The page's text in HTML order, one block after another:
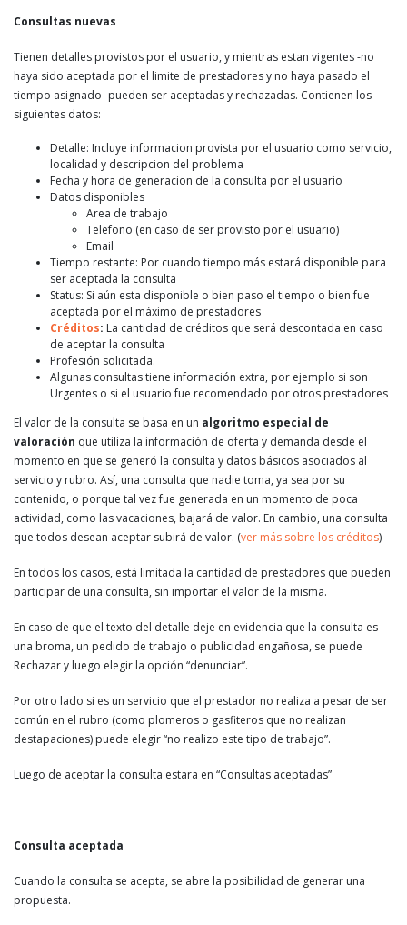
Consultas nuevas
Tienen detalles provistos por el usuario, y mientras estan vigentes -no
haya sido aceptada por el limite de prestadores y no haya pasado el
tiempo asignado- pueden ser aceptadas y rechazadas. Contienen los
siguientes datos:
Detalle: Incluye informacion provista por el usuario como servicio,
localidad y descripcion del problema
Fecha y hora de generacion de la consulta por el usuario
Datos disponibles
Area de trabajo
Telefono (en caso de ser provisto por el usuario)
Email
Tiempo restante: Por cuando tiempo más estará disponible para
ser aceptada la consulta
Status: Si aún esta disponible o bien paso el tiempo o bien fue
aceptada por el máximo de prestadores
Créditos: La cantidad de créditos que será descontada en caso
de aceptar la consulta
Profesión solicitada.
Algunas consultas tiene información extra, por ejemplo si son
Urgentes o si el usuario fue recomendado por otros prestadores
El valor de la consulta se basa en un algoritmo especial de
valoración que utiliza la información de oferta y demanda desde el
momento en que se generó la consulta y datos básicos asociados al
servicio y rubro. Así, una consulta que nadie toma, ya sea por su
contenido, o porque tal vez fue generada en un momento de poca
actividad, como las vacaciones, bajará de valor. En cambio, una consulta
que todos desean aceptar subirá de valor. (ver más sobre los créditos)
En todos los casos, está limitada la cantidad de prestadores que pueden
participar de una consulta, sin importar el valor de la misma.
En caso de que el texto del detalle deje en evidencia que la consulta es
una broma, un pedido de trabajo o publicidad engañosa, se puede
Rechazar y luego elegir la opción “denunciar”.
Por otro lado si es un servicio que el prestador no realiza a pesar de ser
común en el rubro (como plomeros o gasfiteros que no realizan
destapaciones) puede elegir “no realizo este tipo de trabajo”.
Luego de aceptar la consulta estara en “Consultas aceptadas”
Consulta aceptada
Cuando la consulta se acepta, se abre la posibilidad de generar una
propuesta.